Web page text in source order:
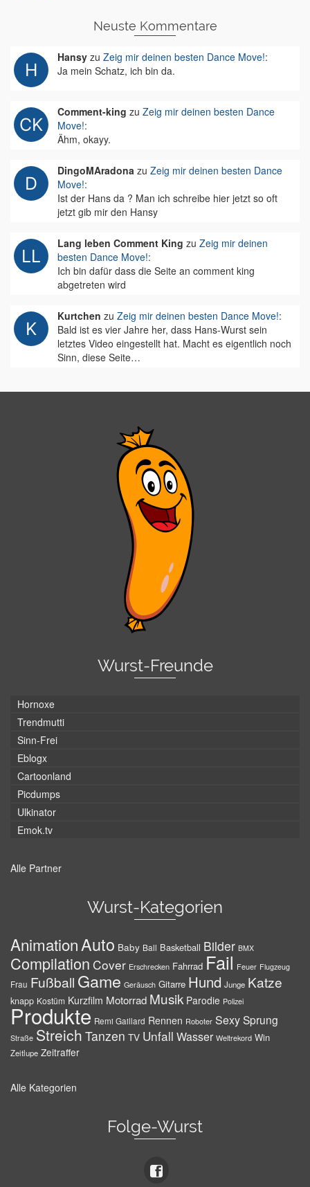
Neuste Kommentare
Hansy zu Zeig mir deinen besten Dance Move!:
Ja mein Schatz, ich bin da.
Comment-king zu Zeig mir deinen besten Dance
Move!:
Ähm, okayy.
DingoMAradona zu Zeig mir deinen besten Dance
Move!:
Ist der Hans da ? Man ich schreibe hier jetzt so oft
jetzt gib mir den Hansy
Lang leben Comment King zu Zeig mir deinen
besten Dance Move!:
Ich bin dafür dass die Seite an comment king
abgetreten wird
Kurtchen zu Zeig mir deinen besten Dance Move!:
Bald ist es vier Jahre her, dass Hans-Wurst sein
letztes Video eingestellt hat. Macht es eigentlich noch
Sinn, diese Seite…
Wurst-Freunde
Hornoxe
Trendmutti
Sinn-Frei
Eblogx
Cartoonland
Picdumps
Ulkinator
Emok.tv
Alle Partner
Wurst-Kategorien
AnimationAuto Baby Ball Basketball Bilder BMX
Compilation Cover Erschrecken Fahrrad Fail Feuer Flugzeug
Frau Fußball Game Geräusch Gitarre Hund Junge Katze
knapp Kostüm Kurzfilm Motorrad Musik Parodie Polizei
Produkte Remi Gaillard Rennen Roboter SexySprung
Straße Streich Tanzen TV Unfall Wasser Weltrekord Win
Zeitlupe Zeitraffer
Alle Kategorien
Folge-Wurst